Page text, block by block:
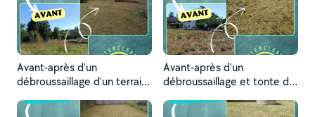
Avant-après d'un
débroussaillage d'un terrain
Avant-après d'un
débroussaillage et tonte de